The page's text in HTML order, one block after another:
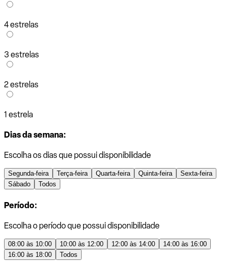
4 estrelas
3 estrelas
2 estrelas
1 estrela
Dias da semana:
Escolha os dias que possui disponibilidade
Segunda-feira Terça-feira Quarta-feira Quinta-feira
Sexta-feira
Sábado
Todos
Período:
Escolha o período que possui disponibilidade
08:00 às 10:00 10:00 às 12:00 12:00 às 14:00
14:00 às 16:00
16:00 às 18:00
Todos